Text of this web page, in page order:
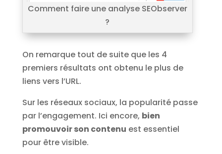
Comment faire une analyse SEObserver
?
On remarque tout de suite que les 4
premiers résultats ont obtenu le plus de
liens vers l’URL.
Sur les réseaux sociaux, la popularité passe
par l’engagement. Ici encore, bien
promouvoir son contenu est essentiel
pour être visible.